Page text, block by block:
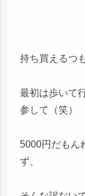
持ち買えるつ
最初は歩いて
参して（笑）
5000円だもん
ず、